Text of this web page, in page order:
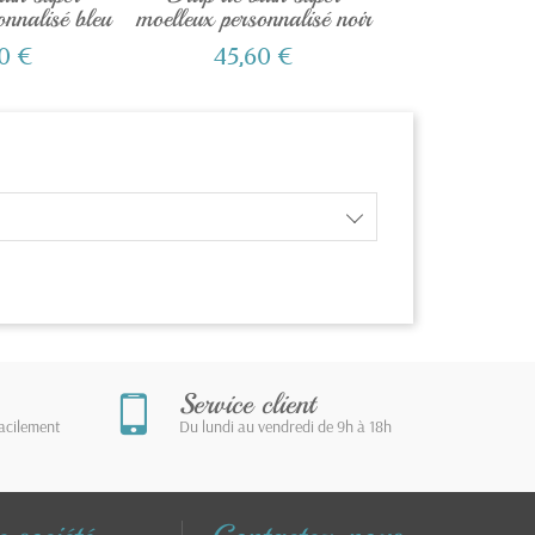
bleu
€
moelleux personnalisé noir
45,60 €
Service client
Du lundi au vendredi de 9h à 18h